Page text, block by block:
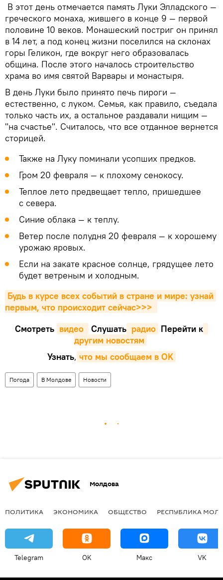
В этот день отмечается память Луки Элладского —
греческого монаха, жившего в конце 9 — первой
половине 10 веков. Монашеский постриг он принял
в 14 лет, а под конец жизни поселился на склонах
горы Геликон, где вокруг него образовалась
община. После этого началось строительство
храма во имя святой Варвары и монастыря.
В день Луки было принято печь пироги —
естественно, с луком. Семья, как правило, съедала
только часть их, а остальное раздавали нищим —
"на счастье". Считалось, что все отданное вернется
сторицей.
Также на Луку поминали усопших предков.
Гром 20 февраля — к плохому сенокосу.
Теплое лето предвещает тепло, пришедшее
с севера.
Синие облака — к теплу.
Ветер после полудня 20 февраля — к хорошему
урожаю яровых.
Если на закате красное солнце, грядущее лето
будет ветреным и холодным.
Будь в курсе всех событий в стране и мире: узнай
первым, что происходит сейчаc>>>
Смотреть видео Cлушать радио Перейти к
другим новостям
Узнать, что мы сообщаем в OK
Погода В Молдове Новости
Молдова
ПОЛИТИКА ЭКОНОМИКА ОБЩЕСТВО РЕСПУБЛИКА
Telegram OK Макс VK